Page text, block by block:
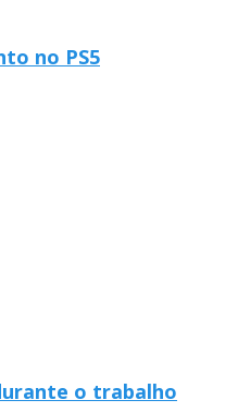
no PS5
o trabalho